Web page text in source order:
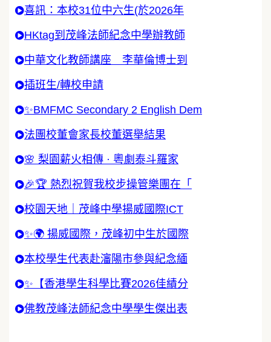
喜訊：本校31位中六生(於2026年
HKtag到茂峰法師紀念中學辦教師
中華文化教師講座 李華倫博士到
插班生/轉校申請
✨BMFMC Secondary 2 English Dem
法團校董會家長校董選舉結果
🌸 梨園薪火相傳 · 粵劇泰斗羅家
🎉🏆 熱烈祝賀我校步操管樂團在「
校園天地｜茂峰中學揚威國際ICT
✨🌍 揚威國際，茂峰初中生於國際
本校學生代表赴瀋陽市參與紀念緬
✨【香港學生科學比賽2026佳績分
佛教茂峰法師紀念中學學生傑出表